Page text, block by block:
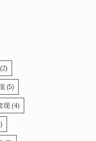
(2)
(5)
现(4)